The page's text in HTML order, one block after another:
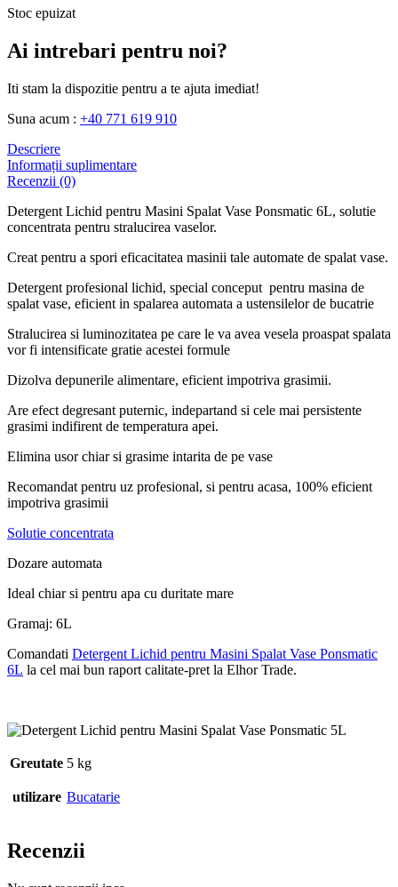
Stoc epuizat
Ai intrebari pentru noi?
Iti stam la dispozitie pentru a te ajuta imediat!
Suna acum : +40 771 619 910
Descriere
Informații suplimentare
Recenzii (0)
Detergent Lichid pentru Masini Spalat Vase Ponsmatic 6L, solutie
concentrata pentru stralucirea vaselor.
Creat pentru a spori eficacitatea masinii tale automate de spalat vase.
Detergent profesional lichid, special conceput pentru masina de
spalat vase, eficient in spalarea automata a ustensilelor de bucatrie
Stralucirea si luminozitatea pe care le va avea vesela proaspat spalata
vor fi intensificate gratie acestei formule
Dizolva depunerile alimentare, eficient impotriva grasimii.
Are efect degresant puternic, indepartand si cele mai persistente
grasimi indifirent de temperatura apei.
Elimina usor chiar si grasime intarita de pe vase
Recomandat pentru uz profesional, si pentru acasa, 100% eficient
impotriva grasimii
Solutie concentrata
Dozare automata
Ideal chiar si pentru apa cu duritate mare
Gramaj: 6L
Comandati Detergent Lichid pentru Masini Spalat Vase Ponsmatic
6L la cel mai bun raport calitate-pret la Elhor Trade.
Greutate 5 kg
utilizare Bucatarie
Recenzii